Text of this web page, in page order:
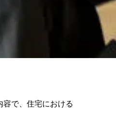
で、住宅における